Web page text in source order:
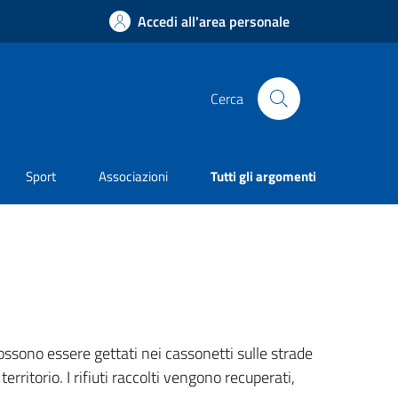
Accedi all'area personale
Cerca
Sport Associazioni Tutti gli argomenti
essere gettati nei cassonetti sulle strade
I rifiuti raccolti vengono recuperati,